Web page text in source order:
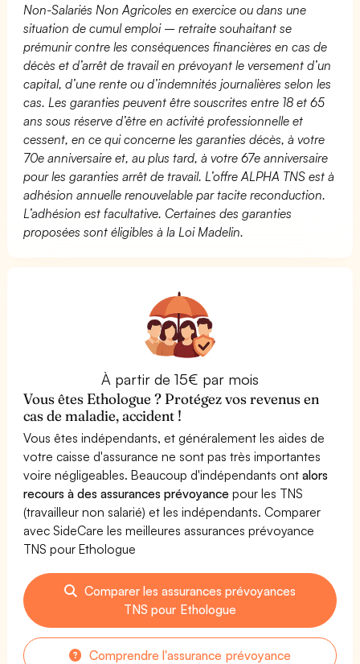
Non-Salariés Non Agricoles en exercice ou dans une
situation de cumul emploi – retraite souhaitant se
prémunir contre les conséquences financières en cas de
décès et d’arrêt de travail en prévoyant le versement d’un
capital, d’une rente ou d’indemnités journalières selon les
cas. Les garanties peuvent être souscrites entre 18 et 65
ans sous réserve d’être en activité professionnelle et
cessent, en ce qui concerne les garanties décès, à votre
70e anniversaire et, au plus tard, à votre 67e anniversaire
pour les garanties arrêt de travail. L’offre ALPHA TNS est à
adhésion annuelle renouvelable par tacite reconduction.
L’adhésion est facultative. Certaines des garanties
proposées sont éligibles à la Loi Madelin.
À partir de 15€ par mois
Vous êtes Ethologue ? Protégez vos revenus en
cas de maladie, accident !
Vous êtes indépendants, et généralement les aides de
votre caisse d'assurance ne sont pas très importantes
voire négligeables. Beaucoup d'indépendants ontalors
recours à des assurances prévoyance pour les TNS
(travailleur non salarié) et les indépendants. Comparer
avec SideCare les meilleures assurances prévoyance
TNS pour Ethologue
Comparer les assurances prévoyances
TNS pour Ethologue
Comprendre l'assurance prévoyance